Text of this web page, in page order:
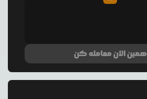
همین الان معامله کن